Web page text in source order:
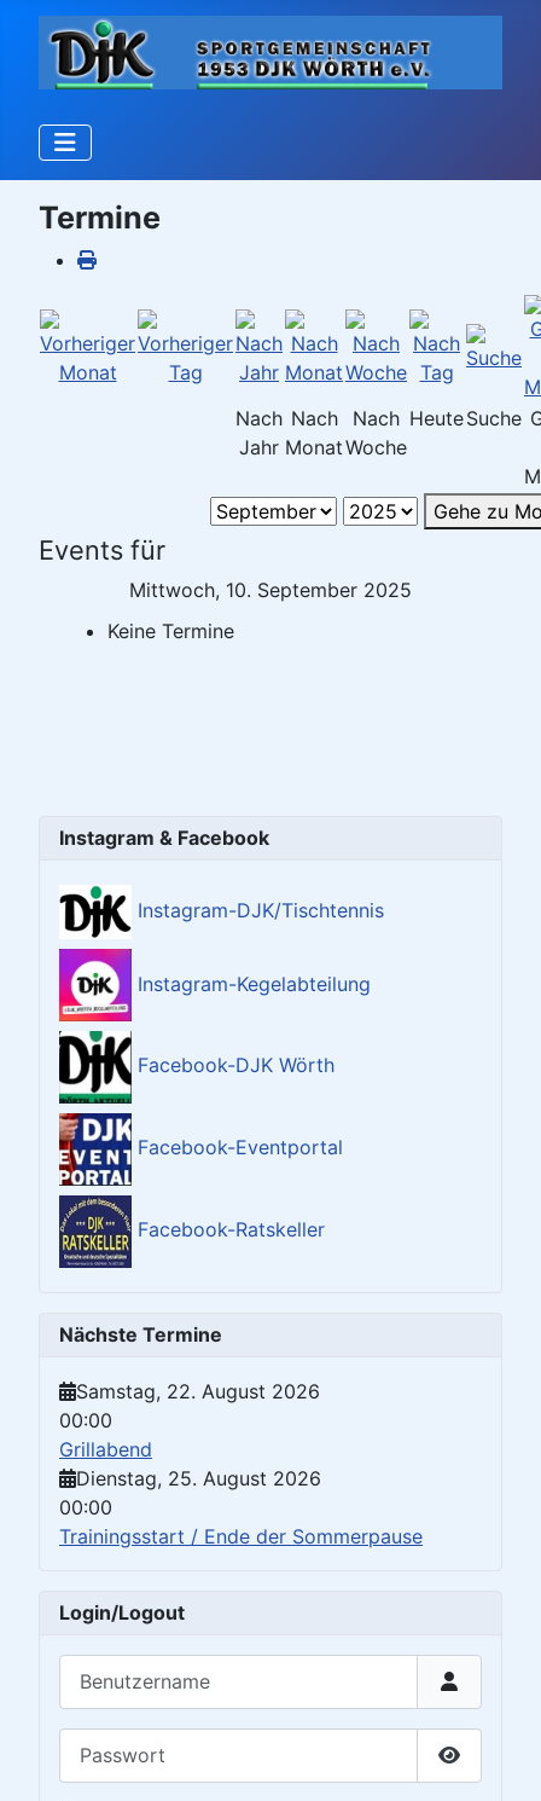
Termine
Nach
Jahr
Nach
Monat
Nach
Woche
HeuteSuche
Gehe zu
Events für
Mittwoch, 10. September 2025
Keine Termine
Instagram & Facebook
Instagram-DJK/Tischtennis
Instagram-Kegelabteilung
Facebook-DJK Wörth
Facebook-Eventportal
Facebook-Ratskeller
Nächste Termine
Samstag, 22. August 2026
00:00
Grillabend
Dienstag, 25. August 2026
00:00
Trainingsstart / Ende der Sommerpause
Login/Logout
Passwort